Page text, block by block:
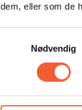
dem, eller som de
Nødvendig